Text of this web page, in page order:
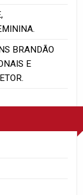
BRANDÃO
E